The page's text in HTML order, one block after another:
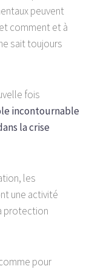
peuvent
comment et à
sait toujours
fois
incontournable
la crise
les
une activité
protection
pour